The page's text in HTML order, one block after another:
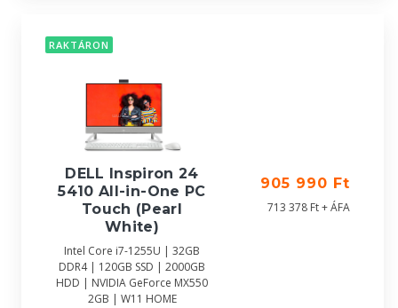
RAKTÁRON
DELL Inspiron 24
5410 All-in-One PC
Touch (Pearl
White)
Intel Core i7-1255U | 32GB
DDR4 | 120GB SSD | 2000GB
HDD | NVIDIA GeForce MX550
2GB | W11 HOME
905 990 Ft
713 378 Ft + ÁFA